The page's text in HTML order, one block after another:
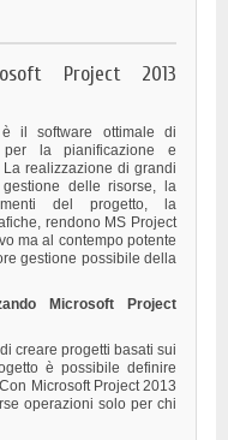
Project 2013
è il software ottimale di
la pianificazione e
realizzazione di grandi
delle risorse, la
del progetto, la
rendono MS Project
ma al contempo potente
gestione possibile della
Microsoft Project
creare progetti basati sui
è possibile definire
Microsoft Project 2013
operazioni solo per chi